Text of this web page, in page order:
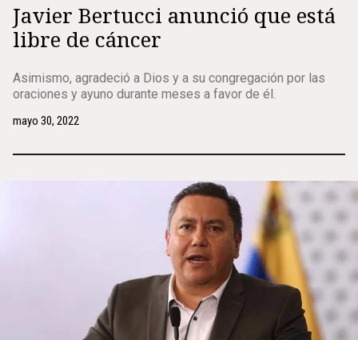
Javier Bertucci anunció que está
libre de cáncer
Asimismo, agradeció a Dios y a su congregación por las
oraciones y ayuno durante meses a favor de él.
mayo 30, 2022